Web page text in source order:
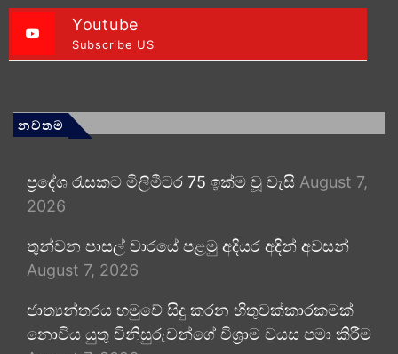
Youtube
Subscribe US
නවතම
ප්‍රදේශ රැසකට මිලිමීටර 75 ඉක්ම වූ වැසි August 7,
2026
තුන්වන පාසල් වාරයේ පළමු අදියර අදින් අවසන්
August 7, 2026
ජාත්‍යන්තරය හමුවේ සිදු කරන හිතුවක්කාරකමක්
නොවිය යුතු විනිසුරුවන්ගේ විශ්‍රාම වයස පමා කිරීම